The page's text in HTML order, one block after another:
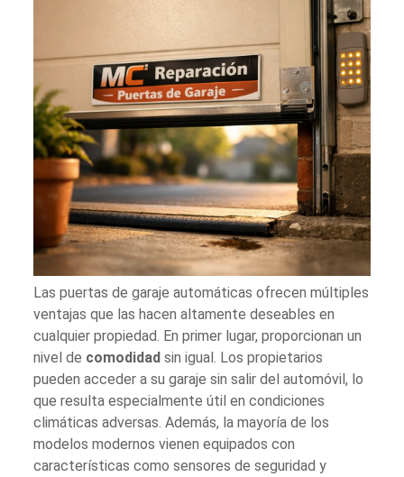
Las puertas de garaje automáticas ofrecen múltiples
ventajas que las hacen altamente deseables en
cualquier propiedad. En primer lugar, proporcionan un
nivel de comodidad sin igual. Los propietarios
pueden acceder a su garaje sin salir del automóvil, lo
que resulta especialmente útil en condiciones
climáticas adversas. Además, la mayoría de los
modelos modernos vienen equipados con
características como sensores de seguridad y